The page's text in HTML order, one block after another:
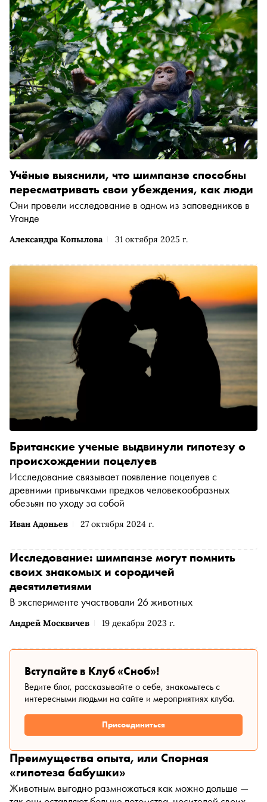
Александра Копылова 31 октября 2025 г.
Учёные выяснили, что шимпанзе способны
пересматривать свои убеждения, как люди
Они провели исследование в одном из заповедников в
Уганде
Иван Адоньев 27 октября 2024 г.
Британские ученые выдвинули гипотезу о
происхождении поцелуев
Исследование связывает появление поцелуев с
древними привычками предков человекообразных
обезьян по уходу за собой
Андрей Москвичев 19 декабря 2023 г.
Исследование: шимпанзе могут помнить
своих знакомых и сородичей
десятилетиями
В эксперименте участвовали 26 животных
Вступайте в Клуб «Сноб»!
Ведите блог, рассказывайте о себе, знакомьтесь с
интересными людьми на сайте и мероприятиях клуба.
Присоединиться
Преимущества опыта, или Спорная
«гипотеза бабушки»
Животным выгодно размножаться как можно дольше —